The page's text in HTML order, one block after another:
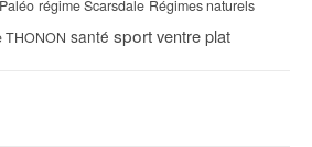
régime Scarsdale Régimes naturels
THONON santé sportventre plat